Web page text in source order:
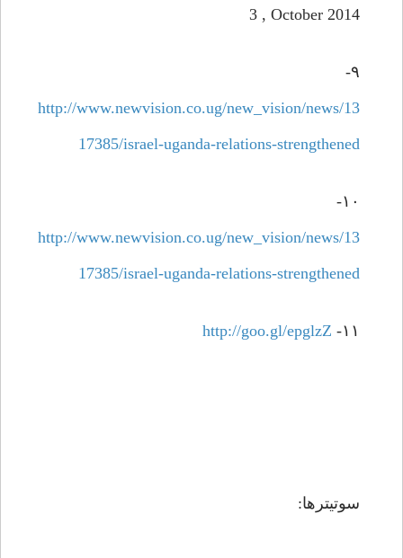
3 , October 2014
۹-
http://www.newvision.co.ug/new_vision/news/13
17385/israel-uganda-relations-strengthened
۱۰-
http://www.newvision.co.ug/new_vision/news/13
17385/israel-uganda-relations-strengthened
۱۱- http://goo.gl/epglzZ
سوتیترها: